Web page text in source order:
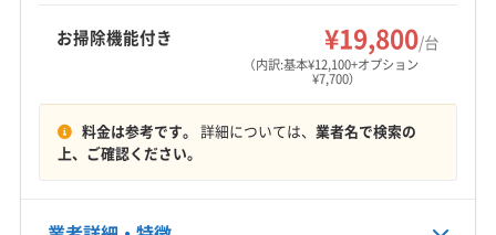
肝属郡錦江町
肝属郡東串良町
肝属郡南大隅町
出水郡長島町
曽於郡大崎町
(宮崎県) 小林市
定休日
不定休
お掃除機能付き ¥19,800/台
（内訳:基本¥12,100+オプション
¥7,700）
料金は参考です。 詳細については、 業者名で検索の
上、ご確認ください。